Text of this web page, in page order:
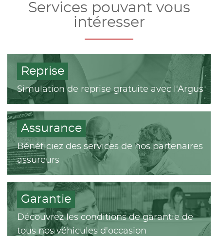
Services pouvant vous
intéresser
Reprise
Simulation de reprise gratuite avec l'Argus
Assurance
Bénéficiez des services de nos partenaires
assureurs
Garantie
Découvrez les conditions de garantie de
tous nos véhicules d'occasion